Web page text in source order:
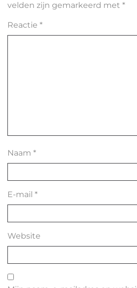
velden zijn gemarkeerd met *
Reactie *
Naam *
E-mail *
Website